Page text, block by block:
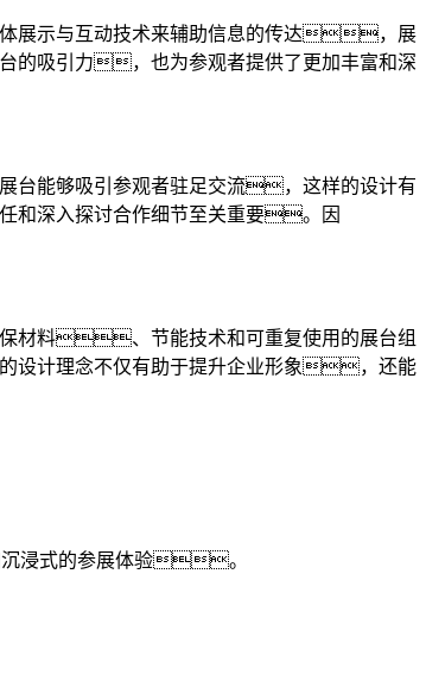
体展示与互动技术来辅助信息的传达，展
吸引力，也为参观者提供了更加丰富和深
能够吸引参观者驻足交流，这样的设计有
和深入探讨合作细节至关重要。因
材料、节能技术和可重复使用的展台组
设计理念不仅有助于提升企业形象，还能
浸式的参展体验。